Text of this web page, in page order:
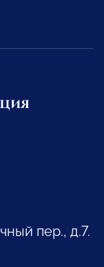
пер., д.7.